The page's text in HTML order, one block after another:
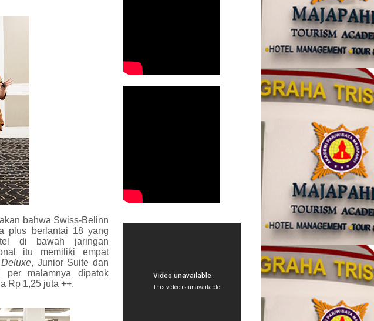
bahwa Swiss-Belinn
plus berlantai 18 yang
di bawah jaringan
itu memiliki empat
, Junior Suite dan
malamnya dipatok
Rp 1,25 juta ++.